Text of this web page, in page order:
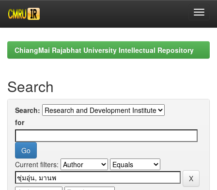
navigationChiangMai Rajabhat University Intellectual Repository
Search
Search:
for
Current filters: